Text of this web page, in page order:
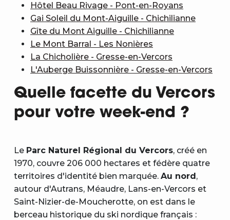
Hôtel Beau Rivage - Pont-en-Royans
Gai Soleil du Mont-Aiguille - Chichilianne
Gîte du Mont Aiguille - Chichilianne
Le Mont Barral - Les Nonières
La Chicholière - Gresse-en-Vercors
L'Auberge Buissonnière - Gresse-en-Vercors
Quelle facette du Vercors
pour votre week-end ?
Le Parc Naturel Régional du Vercors, créé en
1970, couvre 206 000 hectares et fédère quatre
territoires d'identité bien marquée. Au nord,
autour d'Autrans, Méaudre, Lans-en-Vercors et
Saint-Nizier-de-Moucherotte, on est dans le
berceau historique du ski nordique français :